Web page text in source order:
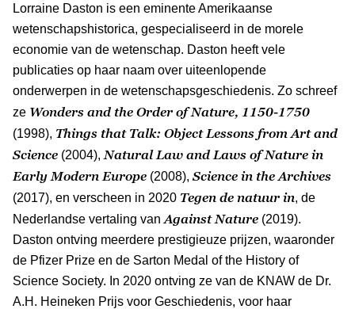
Lorraine Daston is een eminente Amerikaanse
wetenschapshistorica, gespecialiseerd in de morele
economie van de wetenschap. Daston heeft vele
publicaties op haar naam over uiteenlopende
onderwerpen in de wetenschapsgeschiedenis. Zo schreef
ze Wonders and the Order of Nature, 1150-1750
(1998), Things that Talk: Object Lessons from Art and
Science (2004), Natural Law and Laws of Nature in
Early Modern Europe (2008), Science in the Archives
(2017), en verscheen in 2020 Tegen de natuur in, de
Nederlandse vertaling van Against Nature (2019).
Daston ontving meerdere prestigieuze prijzen, waaronder
de Pfizer Prize en de Sarton Medal of the History of
Science Society. In 2020 ontving ze van de KNAW de Dr.
A.H. Heineken Prijs voor Geschiedenis, voor haar